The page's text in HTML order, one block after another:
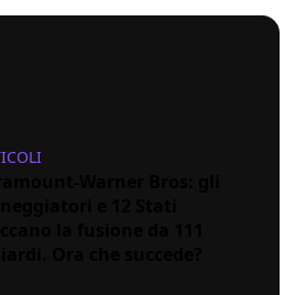
Warner Bros: gli
e 12 Stati